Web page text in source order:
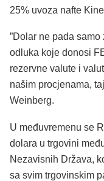
25% uvoza nafte
”Dolar ne pada
odluka koje donosi
rezervne valute i
našim procjenama,
Weinberg.
U međuvremenu se
dolara u trgovini
Nezavisnih Država,
sa svim trgovinskim